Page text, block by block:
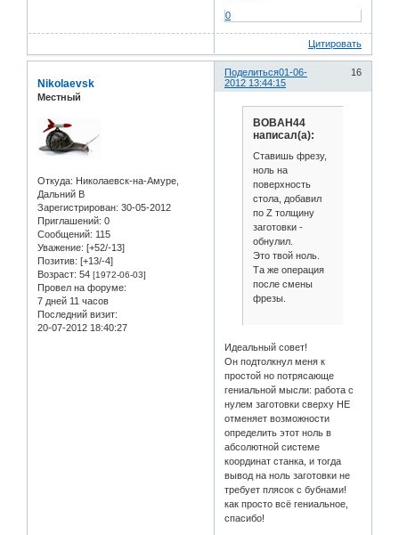
0
Цитировать
Поделиться 16
01-06-
2012 13:44:15
Nikolaevsk
Местный
Откуда: Николаевск-на-Амуре,
Дальний В
Зарегистрирован: 30-05-2012
Приглашений: 0
Сообщений: 115
Уважение: [+52/-13]
Позитив: [+13/-4]
Возраст: 54 [1972-06-03]
Провел на форуме:
7 дней 11 часов
Последний визит:
20-07-2012 18:40:27
BOBAH44
написал(а):
Ставишь фрезу,
ноль на
поверхность
стола, добавил
по Z толщину
заготовки -
обнулил.
Это твой ноль.
Та же операция
после смены
фрезы.
Идеальный совет!
Он подтолкнул меня к
простой но потрясающе
гениальной мысли: работа с
нулем заготовки сверху НЕ
отменяет возможности
определить этот ноль в
абсолютной системе
координат станка, и тогда
вывод на ноль заготовки не
требует плясок с бубнами!
как просто всё гениальное,
спасибо!